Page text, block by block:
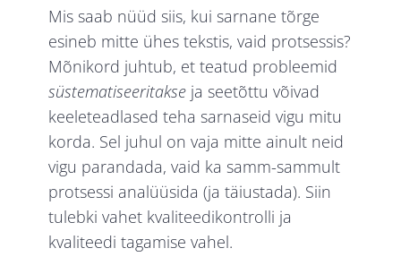
Mis saab nüüd siis, kui sarnane tõrge
esineb mitte ühes tekstis, vaid protsessis?
Mõnikord juhtub, et teatud probleemid
süstematiseeritakse ja seetõttu võivad
keeleteadlased teha sarnaseid vigu mitu
korda. Sel juhul on vaja mitte ainult neid
vigu parandada, vaid ka samm-sammult
protsessi analüüsida (ja täiustada). Siin
tulebki vahet kvaliteedikontrolli ja
kvaliteedi tagamise vahel.